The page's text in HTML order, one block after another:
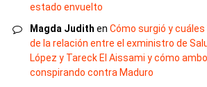
estado envuelto
Magda Judith en Cómo surgió y
de la relación entre el exministro de
López y Tareck El Aissami y cómo
conspirando contra Maduro